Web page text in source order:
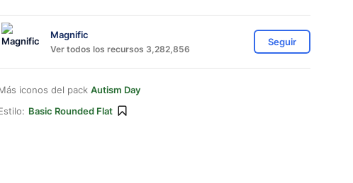
Magnific
Ver todos los recursos 3,282,856
Seguir
iconos del pack Autism Day
Basic Rounded Flat